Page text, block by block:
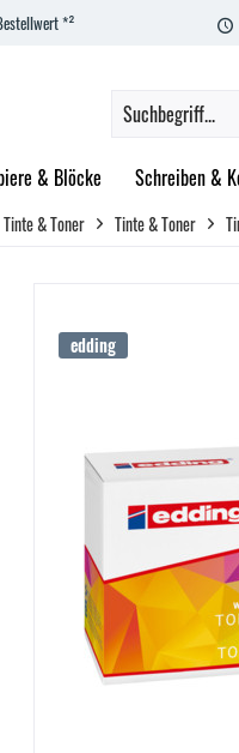
*²
& Blöcke Schreiben &
Tinte & Toner Tinte & Toner
edding